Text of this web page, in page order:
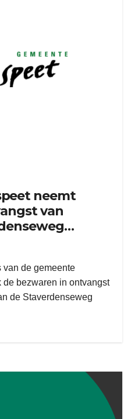
neemt
van
van de gemeente
bezwaren in ontvangst
de Staverdenseweg